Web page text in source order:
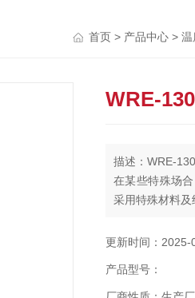
首页 > 产品中心 > 温
WRE-
描述：WRE-
在某些特殊场
采用特殊材料及
更新时间：2025-
产品型号：